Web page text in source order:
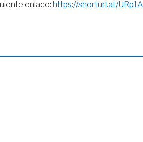
enlace: https://shorturl.at/URp1A